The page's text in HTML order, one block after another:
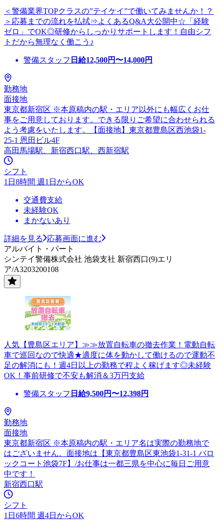
＜警備業界TOPクラスの”テイケイ”で働いてみませんか！？
＞応募までの流れを払拭⇒よくあるQ&A大公開中☆「経験
ゼロ」でOK◎研修からしっかりサポートします！自由シフ
トだから無理なく働こう♪
警備スタッフ 日給12,500円〜14,000円
勤務地
面接地
東京都新宿区 ※本原稿内の駅・エリア以外にも幅広くお仕
事をご用意しております。できる限りご希望に合わせられる
よう考慮をいたします。【面接地】東京都豊島区西池袋1-
25-1 恩田ビル4F
高田馬場駅、新宿西口駅、西新宿駅
シフト
1日8時間 週1日からOK
交通費支給
未経験OK
まかないあり
詳細を見る
応募画面に進む
アルバイト・パート
シンテイ警備株式会社 池袋支社 新宿西口(9)エリ
ア/A3203200108
人気【豊島区エリア】≫≫放置自転車の撤去作業！電動自転
車で巡回なので快適★適度に体を動かして働けるので運動不
足の解消にも！週4日以上の勤務で程よく稼げます◎未経験
OK！事前研修で不安も解消＆3万円支給
警備スタッフ 日給9,500円〜12,398円
勤務地
面接地
東京都新宿区 ※本原稿内の駅・エリア名は実際の勤務地で
はございません。面接地は【東京都豊島区東池袋1-31-1 バロ
ックコート池袋7F】/お仕事は一都三県を中心に毎日ご用意
中です！
新宿西口駅
シフト
1日6時間 週4日からOK